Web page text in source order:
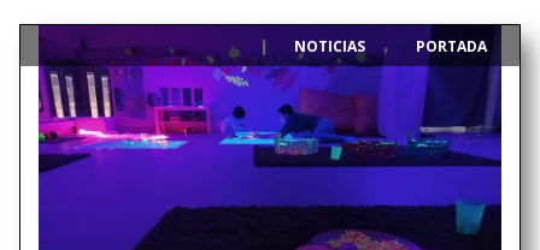
| NOTICIAS , PORTADA